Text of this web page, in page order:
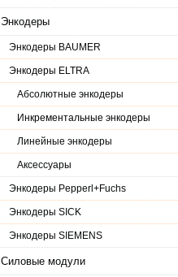
Энкодеры
Энкодеры BAUMER
Энкодеры ELTRA
Абсолютные энкодеры
Инкрементальные энкодеры
Линейные энкодеры
Аксессуары
Энкодеры Pepperl+Fuchs
Энкодеры SICK
Энкодеры SIEMENS
Силовые модули